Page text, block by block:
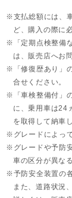
支払総額には、
ど、購入の際に
「定期点検整備
は、販売店へお
「修復歴あり」
合せください。
「車検整備付」
に、乗用車は24
を取得して納車
グレードによっ
グレードや予防
車の区分が異な
予防安全装置の
また、道路状況